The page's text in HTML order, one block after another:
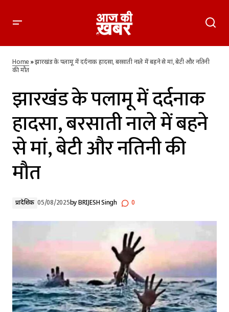
नतिनी की मौत
Home»झारखंड के पलामू में दर्दनाक हादसा, बरसाती नाले में बहने से मां, बेटी और नतिनी
की मौत
झारखंड के पलामू में दर्दनाक
हादसा, बरसाती नाले में बहने
से मां, बेटी और नतिनी की
मौत
प्रादेशिक 05/08/2025byBRIJESH Singh 0